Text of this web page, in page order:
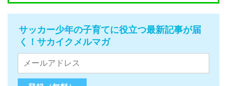
サッカー少年の子育てに役立つ最新記事が届
く！サカイクメルマガ